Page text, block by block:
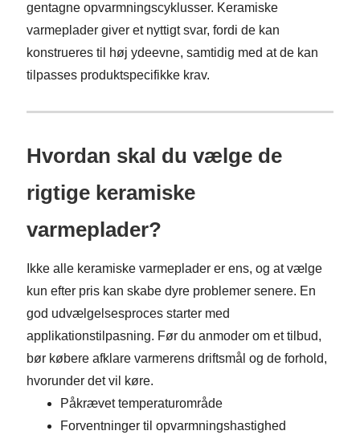
gentagne opvarmningscyklusser. Keramiske
varmeplader giver et nyttigt svar, fordi de kan
konstrueres til høj ydeevne, samtidig med at de kan
tilpasses produktspecifikke krav.
Hvordan skal du vælge de
rigtige keramiske
varmeplader?
Ikke alle keramiske varmeplader er ens, og at vælge
kun efter pris kan skabe dyre problemer senere. En
god udvælgelsesproces starter med
applikationstilpasning. Før du anmoder om et tilbud,
bør købere afklare varmerens driftsmål og de forhold,
hvorunder det vil køre.
Påkrævet temperaturområde
Forventninger til opvarmningshastighed